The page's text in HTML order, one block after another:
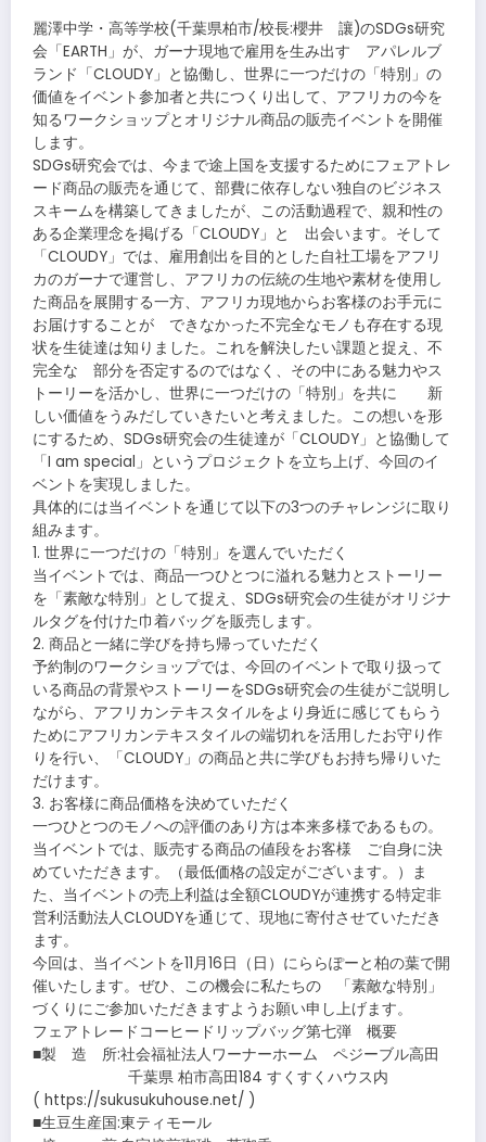
麗澤中学・高等学校(千葉県柏市/校長:櫻井 讓)のSDGs研究
会「EARTH」が、ガーナ現地で雇用を生み出す アパレルブ
ランド「CLOUDY」と協働し、世界に一つだけの「特別」の
価値をイベント参加者と共につくり出して、アフリカの今を
知るワークショップとオリジナル商品の販売イベントを開催
します。
SDGs研究会では、今まで途上国を支援するためにフェアトレ
ード商品の販売を通じて、部費に依存しない独自のビジネス
スキームを構築してきましたが、この活動過程で、親和性の
ある企業理念を掲げる「CLOUDY」と 出会います。そして
「CLOUDY」では、雇用創出を目的とした自社工場をアフリ
カのガーナで運営し、アフリカの伝統の生地や素材を使用し
た商品を展開する一方、アフリカ現地からお客様のお手元に
お届けすることが できなかった不完全なモノも存在する現
状を生徒達は知りました。これを解決したい課題と捉え、不
完全な 部分を否定するのではなく、その中にある魅力やス
トーリーを活かし、世界に一つだけの「特別」を共に 新
しい価値をうみだしていきたいと考えました。この想いを形
にするため、SDGs研究会の生徒達が「CLOUDY」と協働して
「I am special」というプロジェクトを立ち上げ、今回のイ
ベントを実現しました。
具体的には当イベントを通じて以下の3つのチャレンジに取り
組みます。
1. 世界に一つだけの「特別」を選んでいただく
当イベントでは、商品一つひとつに溢れる魅力とストーリー
を「素敵な特別」として捉え、SDGs研究会の生徒がオリジナ
ルタグを付けた巾着バッグを販売します。
2. 商品と一緒に学びを持ち帰っていただく
予約制のワークショップでは、今回のイベントで取り扱って
いる商品の背景やストーリーをSDGs研究会の生徒がご説明し
ながら、アフリカンテキスタイルをより身近に感じてもらう
ためにアフリカンテキスタイルの端切れを活用したお守り作
りを行い、「CLOUDY」の商品と共に学びもお持ち帰りいた
だけます。
3. お客様に商品価格を決めていただく
一つひとつのモノへの評価のあり方は本来多様であるもの。
当イベントでは、販売する商品の値段をお客様 ご自身に決
めていただきます。（最低価格の設定がございます。）ま
た、当イベントの売上利益は全額CLOUDYが連携する特定非
営利活動法人CLOUDYを通じて、現地に寄付させていただき
ます。
今回は、当イベントを11月16日（日）にららぽーと柏の葉で開
催いたします。ぜひ、この機会に私たちの 「素敵な特別」
づくりにご参加いただきますようお願い申し上げます。
フェアトレードコーヒードリップバッグ第七弾 概要
■製 造 所:社会福祉法人ワーナーホーム ペジーブル高田
千葉県 柏市高田184 すくすくハウス内
( https://sukusukuhouse.net/ )
■生豆生産国:東ティモール